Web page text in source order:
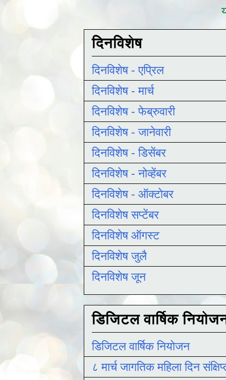
दिनविशेष
दिनविशेष - एप्रिल
दिनविशेष - मार्च
दिनविशेष - फेब्रुवारी
दिनविशेष - जानेवारी
दिनविशेष - डिसेंबर
दिनविशेष - नोव्हेंबर
दिनविशेष - ऑक्टोबर
दिनविशेष सप्टेंबर
दिनविशेष ऑगस्ट
दिनविशेष जुलै
दिनविशेष जून
डिजिटल वार्षिक
डिजिटल वार्षिक नियोजन
८ मार्च जागतिक महिला दिन